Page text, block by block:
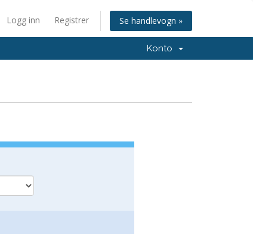
Logg inn Registrer Se handlevogn »
Konto